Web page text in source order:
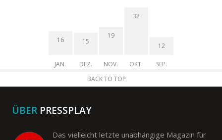
16
JAN.
15
DEZ.
19
NOV.
32
OKT.
12
SEP.
BACK TO TOP
ÜBER PRESSPLAY
Das vielleicht letzte unabhängige Magazin für